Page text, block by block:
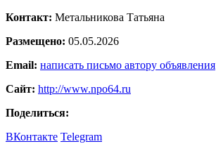
Контакт: Метальникова Татьяна
Размещено: 05.05.2026
Email: написать письмо автору объявления
Сайт: http://www.npo64.ru
Поделиться:
ВКонтакте Telegram